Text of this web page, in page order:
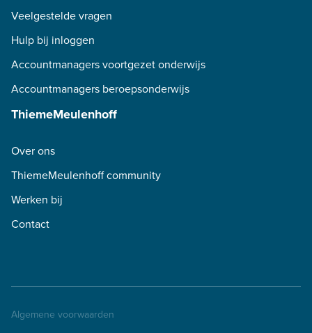
Veelgestelde vragen
Hulp bij inloggen
Accountmanagers voortgezet onderwijs
Accountmanagers beroepsonderwijs
ThiemeMeulenhoff
Over ons
ThiemeMeulenhoff community
Werken bij
Contact
Algemene voorwaarden